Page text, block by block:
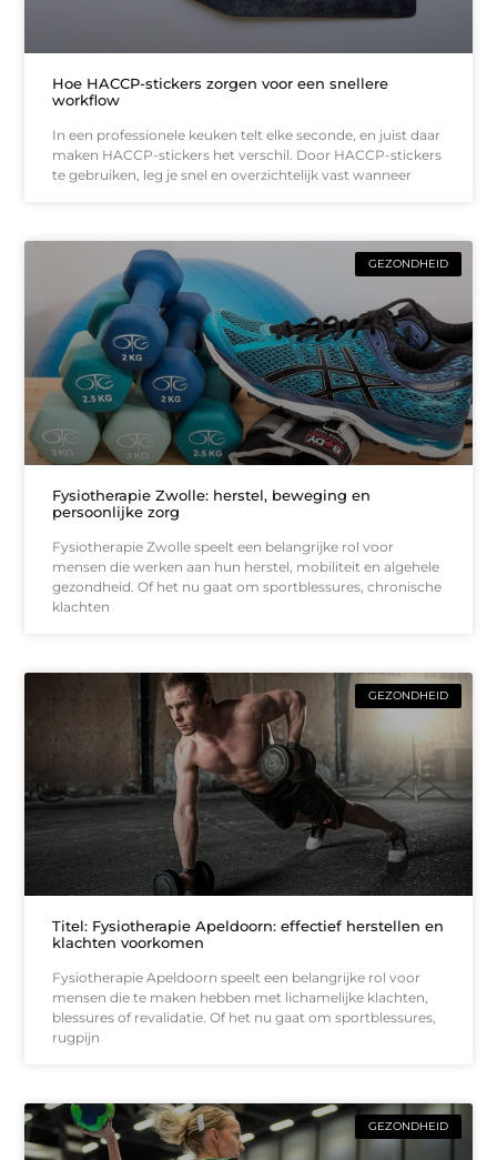
Hoe HACCP-stickers zorgen voor een snellere
workflow
In een professionele keuken telt elke seconde, en juist daar
maken HACCP-stickers het verschil. Door HACCP-stickers
te gebruiken, leg je snel en overzichtelijk vast wanneer
GEZONDHEID
Fysiotherapie Zwolle: herstel, beweging en
persoonlijke zorg
Fysiotherapie Zwolle speelt een belangrijke rol voor
mensen die werken aan hun herstel, mobiliteit en algehele
gezondheid. Of het nu gaat om sportblessures, chronische
klachten
GEZONDHEID
Titel: Fysiotherapie Apeldoorn: effectief herstellen en
klachten voorkomen
Fysiotherapie Apeldoorn speelt een belangrijke rol voor
mensen die te maken hebben met lichamelijke klachten,
blessures of revalidatie. Of het nu gaat om sportblessures,
rugpijn
GEZONDHEID